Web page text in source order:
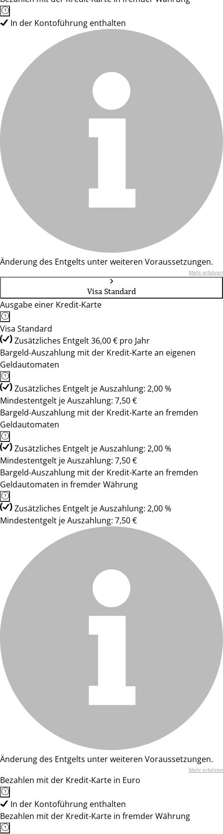
In der Kontoführung enthalten
Änderung des Entgelts unter weiteren Voraussetzungen.
Mehr erfahren
Visa Standard
Ausgabe einer Kredit-Karte
Visa Standard
Zusätzliches Entgelt 36,00 € pro Jahr
Bargeld-Auszahlung mit der Kredit-Karte an eigenen
Geldautomaten
Zusätzliches Entgelt je Auszahlung: 2,00 %
Mindestentgelt je Auszahlung: 7,50 €
Bargeld-Auszahlung mit der Kredit-Karte an fremden
Geldautomaten
Zusätzliches Entgelt je Auszahlung: 2,00 %
Mindestentgelt je Auszahlung: 7,50 €
Bargeld-Auszahlung mit der Kredit-Karte an fremden
Geldautomaten in fremder Währung
Zusätzliches Entgelt je Auszahlung: 2,00 %
Mindestentgelt je Auszahlung: 7,50 €
Änderung des Entgelts unter weiteren Voraussetzungen.
Mehr erfahren
Bezahlen mit der Kredit-Karte in Euro
In der Kontoführung enthalten
Bezahlen mit der Kredit-Karte in fremder Währung